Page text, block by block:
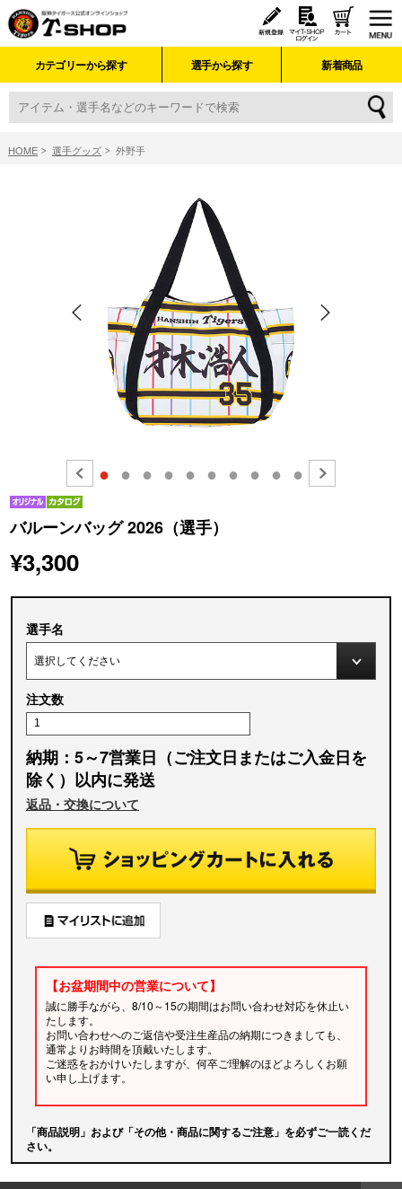
カテゴリーから探す 選手から探す 新着商品
HOME 選手グッズ 外野手
● ● ● ● ● ● ● ● ● ●
バルーンバッグ 2026（選手）
¥3,300
選手名
注文数
納期：5～7営業日（ご注文日またはご入金日を
除く）以内に発送
返品・交換について
【お盆期間中の営業について】
誠に勝手ながら、8/10～15の期間はお問い合わせ対応を休止い
たします。
お問い合わせへのご返信や受注生産品の納期につきましても、
通常よりお時間を頂戴いたします。
ご迷惑をおかけいたしますが、何卒ご理解のほどよろしくお願
い申し上げます。
「商品説明」および「その他・商品に関するご注意」を必ずご一読くだ
さい。